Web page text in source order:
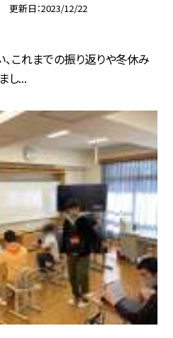
更新日 2023/12/22
これまでの振り返りや冬休み
し...